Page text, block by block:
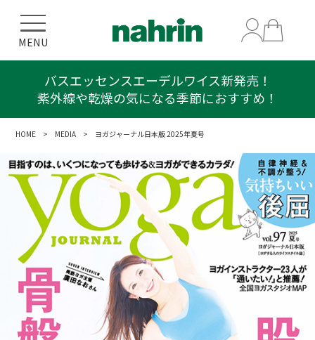
MENU
バスエッセンスエーデルワイス新発売！
紫外線や乾燥の気になる季節におすすめ！
HOME > MEDIA > ヨガジャーナル日本版 2025年夏号